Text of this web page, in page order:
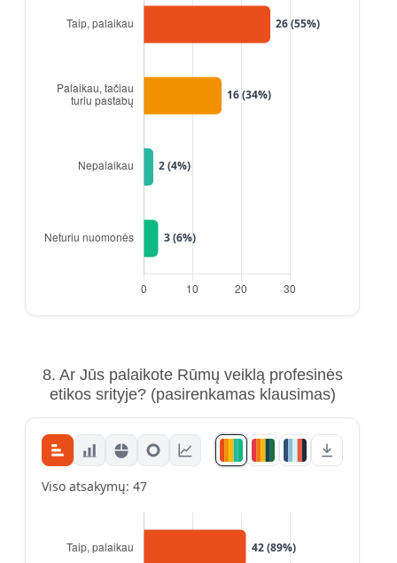
8. Ar Jūs palaikote Rūmų veiklą profesinės
etikos srityje? (pasirenkamas klausimas)
Viso atsakymų: 47